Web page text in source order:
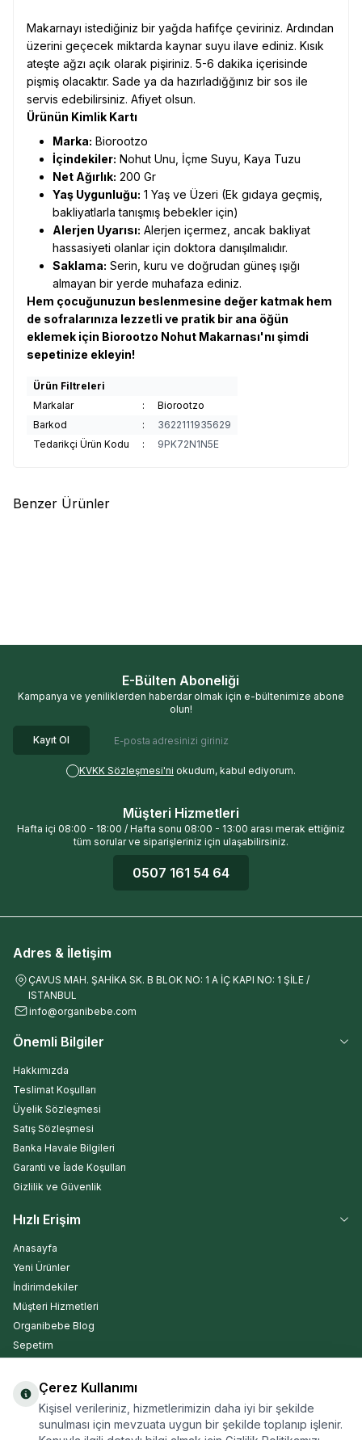
Makarnayı istediğiniz bir yağda hafifçe çeviriniz. Ardından
üzerini geçecek miktarda kaynar suyu ilave ediniz. Kısık
ateşte ağzı açık olarak pişiriniz. 5-6 dakika içerisinde
pişmiş olacaktır. Sade ya da hazırladığğınız bir sos ile
servis edebilirsiniz. Afiyet olsun.
Ürünün Kimlik Kartı
Marka: Biorootzo
İçindekiler: Nohut Unu, İçme Suyu, Kaya Tuzu
Net Ağırlık: 200 Gr
Yaş Uygunluğu: 1 Yaş ve Üzeri (Ek gıdaya geçmiş,
bakliyatlarla tanışmış bebekler için)
Alerjen Uyarısı: Alerjen içermez, ancak bakliyat
hassasiyeti olanlar için doktora danışılmalıdır.
Saklama: Serin, kuru ve doğrudan güneş ışığı
almayan bir yerde muhafaza ediniz.
Hem çocuğunuzun beslenmesine değer katmak hem
de sofralarınıza lezzetli ve pratik bir ana öğün
eklemek için Biorootzo Nohut Makarnası'nı şimdi
sepetinize ekleyin!
Ürün Filtreleri
Markalar
:
Biorootzo
Barkod
:
3622111935629
Tedarikçi Ürün Kodu
: 9PK72N1N5E
Benzer Ürünler
E-Bülten Aboneliği
Kampanya ve yeniliklerden haberdar olmak için e-bültenimize abone
olun!
Kayıt Ol
KVKK Sözleşmesi'ni okudum, kabul ediyorum.
Müşteri Hizmetleri
Hafta içi 08:00 - 18:00 / Hafta sonu 08:00 - 13:00 arası merak ettiğiniz
tüm sorular ve siparişleriniz için ulaşabilirsiniz.
0507 161 54 64
Adres & İletişim
ÇAVUS MAH. ŞAHİKA SK. B BLOK NO: 1 A İÇ KAPI NO: 1 ŞİLE /
ISTANBUL
info@organibebe.com
Önemli Bilgiler
Hakkımızda
Teslimat Koşulları
Üyelik Sözleşmesi
Satış Sözleşmesi
Banka Havale Bilgileri
Garanti ve İade Koşulları
Gizlilik ve Güvenlik
Hızlı Erişim
Anasayfa
Yeni Ürünler
İndirimdekiler
Müşteri Hizmetleri
Organibebe Blog
Sepetim
Kargo Takip
Çerez Kullanımı
Kişisel verileriniz, hizmetlerimizin daha iyi bir şekilde
sunulması için mevzuata uygun bir şekilde toplanıp işlenir.